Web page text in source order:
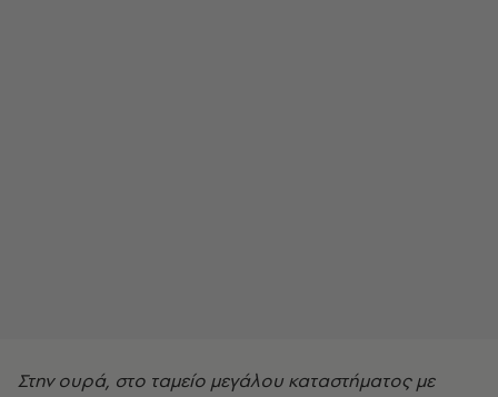
Στην ουρά, στο ταμείο μεγάλου καταστήματος με